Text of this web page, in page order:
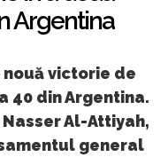
Argentina
victorie de
40 din Argentina.
Al-Attiyah,
general